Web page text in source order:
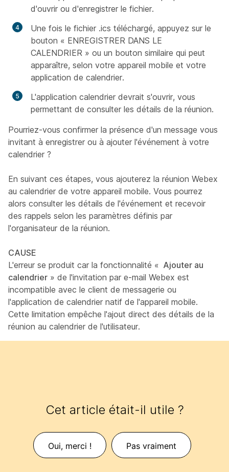
d'ouvrir ou d'enregistrer le fichier.
Une fois le fichier .ics téléchargé, appuyez sur le
bouton « ENREGISTRER DANS LE
CALENDRIER » ou un bouton similaire qui peut
apparaître, selon votre appareil mobile et votre
application de calendrier.
L'application calendrier devrait s'ouvrir, vous
permettant de consulter les détails de la réunion.
Pourriez-vous confirmer la présence d'un message vous
invitant à enregistrer ou à ajouter l'événement à votre
calendrier ?
En suivant ces étapes, vous ajouterez la réunion Webex
au calendrier de votre appareil mobile. Vous pourrez
alors consulter les détails de l'événement et recevoir
des rappels selon les paramètres définis par
l'organisateur de la réunion.
CAUSE
L'erreur se produit car la fonctionnalité « Ajouter au
calendrier » de l'invitation par e-mail Webex est
incompatible avec le client de messagerie ou
l'application de calendrier natif de l'appareil mobile.
Cette limitation empêche l'ajout direct des détails de la
réunion au calendrier de l'utilisateur.
Cet article était-il utile ?
Oui, merci ! Pas vraiment